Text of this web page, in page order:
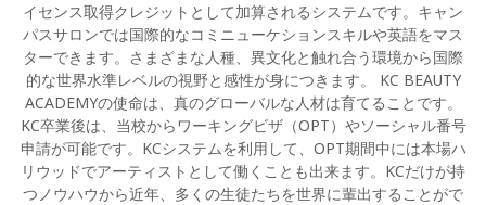
イセンス取得クレジットとして加算されるシステムです。キャン
パスサロンでは国際的なコミニューケションスキルや英語をマス
ターできます。さまざまな人種、異文化と触れ合う環境から国際
的な世界水準レベルの視野と感性が身につきます。 KC BEAUTY
ACADEMYの使命は、真のグローバルな人材は育てることです。
KC卒業後は、当校からワーキングビザ（OPT）やソーシャル番号
申請が可能です。KCシステムを利用して、OPT期間中には本場ハ
リウッドでアーティストとして働くことも出来ます。KCだけが持
つノウハウから近年、多くの生徒たちを世界に輩出することがで